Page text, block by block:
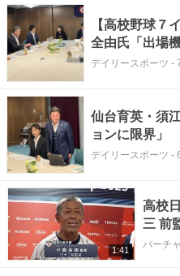
【高校野球７
全由氏「出場
英・須江監督
デイリースポーツ -
仙台育英・須
ョンに限界」
高校野球７イ
デイリースポーツ -
1:41
高校
三 前
（
バーチ